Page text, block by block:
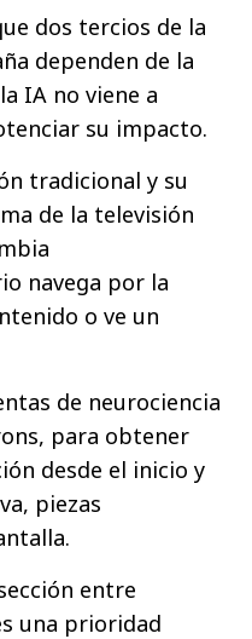
dos tercios de la
dependen de la
IA no viene a
su impacto.
tradicional y su
de la televisión
navega por la
o ve un
de neurociencia
para obtener
desde el inicio y
piezas
entre
una prioridad